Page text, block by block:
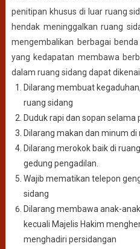
penitipan khusus di luar ruang
hendak meninggalkan ruang
mengembalikan berbagai
yang kedapatan membawa
dalam ruang sidang dapat
Dilarang membuat
ruang sidang
Duduk rapi dan sopan selama
Dilarang makan dan minum di
Dilarang merokok baik di
gedung pengadilan.
Wajib mematikan telepon
sidang
Dilarang membawa anak-
kecuali Majelis Hakim
menghadiri persidangan